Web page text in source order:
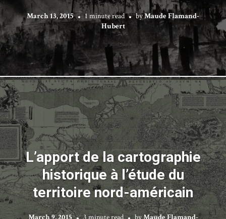
March 13, 2015 1 minute read byMaude Flamand-
Hubert
L’apport de la cartographie
historique à l’étude du
territoire nord-américain
March 9, 2015 3 minute read byMaude Flamand-